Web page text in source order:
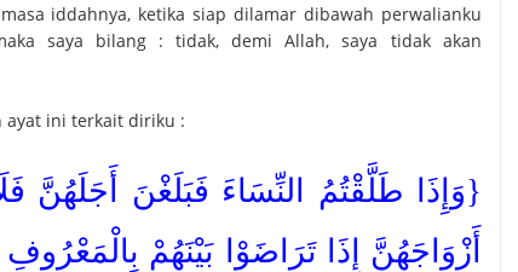
iddahnya, ketika siap dilamar dibawah perwalianku
saya bilang : tidak, demi Allah, saya tidak akan
ayat ini terkait diriku :
{وَإِذَا طَلَّقْتُمُ النِّسَاءَ فَبَلَغْنَ أَجَلَهُنَّ
أَزْوَاجَهُنَّ إِذَا تَرَاضَوْا بَيْنَهُمْ